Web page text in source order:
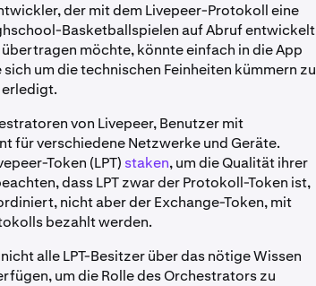
der mit dem Livepeer-Protokoll eine
Basketballspielen auf Abruf entwickelt
übertragen möchte, könnte einfach in die App
um die technischen Feinheiten kümmern zu
erledigt.
von Livepeer, Benutzer mit
für verschiedene Netzwerke und Geräte.
Token (LPT) staken, um die Qualität ihrer
dass LPT zwar der Protokoll-Token ist,
nicht aber der Exchange-Token, mit
bezahlt werden.
alle LPT-Besitzer über das nötige Wissen
um die Rolle des Orchestrators zu